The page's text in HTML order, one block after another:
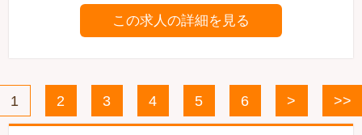
この求人の詳細を見る
1 2 3 4 5 6 > >>